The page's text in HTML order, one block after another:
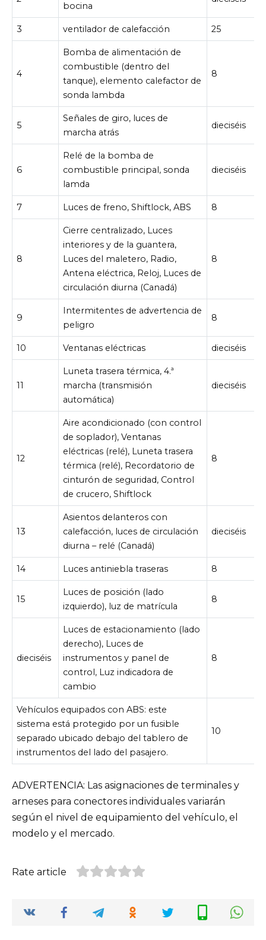
bocina
3 ventilador de calefacción 25
4
Bomba de alimentación de
combustible (dentro del
tanque), elemento calefactor de
sonda lambda
8
5
Señales de giro, luces de
marcha atrás
dieciséis
6
Relé de la bomba de
combustible principal, sonda
lamda
dieciséis
7 Luces de freno, Shiftlock, ABS 8
8
Cierre centralizado, Luces
interiores y de la guantera,
Luces del maletero, Radio,
Antena eléctrica, Reloj, Luces de
circulación diurna (Canadá)
8
9
Intermitentes de advertencia de
peligro
8
10 Ventanas eléctricas dieciséis
11
Luneta trasera térmica, 4.ª
marcha (transmisión
automática)
dieciséis
12
Aire acondicionado (con control
de soplador), Ventanas
eléctricas (relé), Luneta trasera
térmica (relé), Recordatorio de
cinturón de seguridad, Control
de crucero, Shiftlock
8
13
Asientos delanteros con
calefacción, luces de circulación
diurna – relé (Canadá)
dieciséis
14 Luces antiniebla traseras 8
15
Luces de posición (lado
izquierdo), luz de matrícula
8
dieciséis
Luces de estacionamiento (lado
derecho), Luces de
instrumentos y panel de
control, Luz indicadora de
cambio
8
Vehículos equipados con ABS: este
sistema está protegido por un fusible
separado ubicado debajo del tablero de
instrumentos del lado del pasajero.
10
ADVERTENCIA: Las asignaciones de terminales y
arneses para conectores individuales variarán
según el nivel de equipamiento del vehículo, el
modelo y el mercado.
Rate article